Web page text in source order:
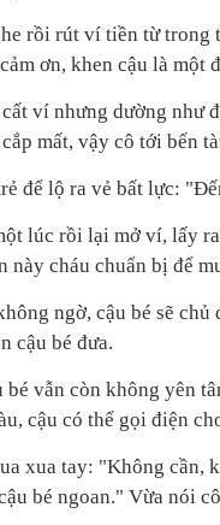
rồi rút ví tiền từ
ơn, khen cậu là một
ví nhưng dường như
mất, vậy cô tới bến
để lộ ra vẻ bất lực:
lúc rồi lại mở ví, lấy
này cháu chuẩn bị để
ngờ, cậu bé sẽ
cậu bé đưa.
bé vẫn còn không yên
cậu có thể gọi điện
xua tay: "Không cần,
bé ngoan." Vừa nói